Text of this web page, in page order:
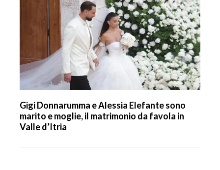
Gigi Donnarumma e Alessia Elefante sono
marito e moglie, il matrimonio da favola in
Valle d’Itria